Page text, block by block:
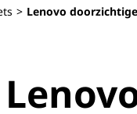
> Lenovo